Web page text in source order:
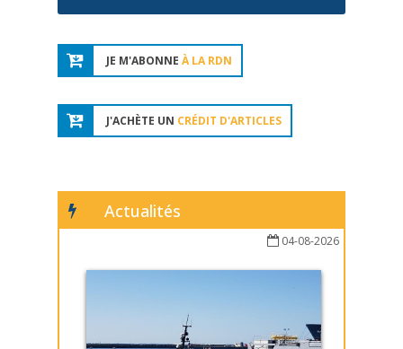
JE M'ABONNE À LA RDN
J'ACHÈTE UN CRÉDIT D'ARTICLES
Actualités
04-08-2026